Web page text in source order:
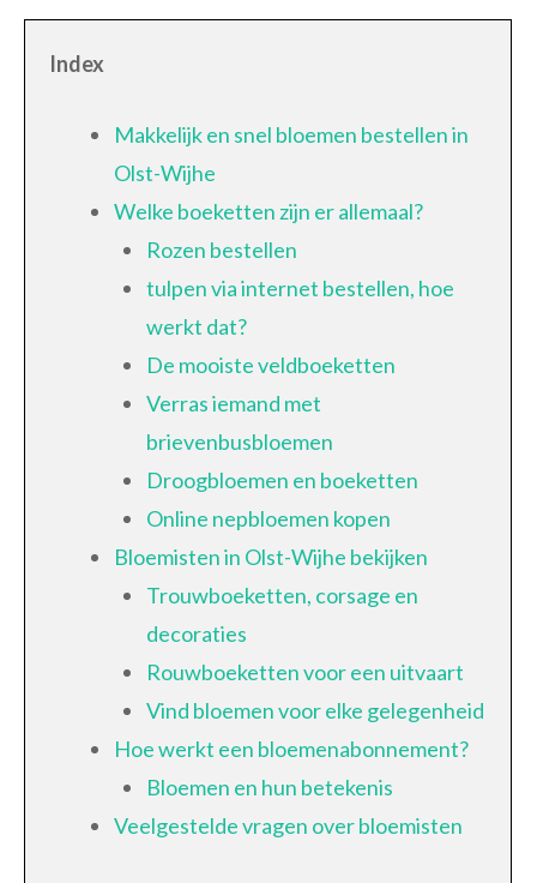
Index
Makkelijk en snel bloemen bestellen in
Olst-Wijhe
Welke boeketten zijn er allemaal?
Rozen bestellen
tulpen via internet bestellen, hoe
werkt dat?
De mooiste veldboeketten
Verras iemand met
brievenbusbloemen
Droogbloemen en boeketten
Online nepbloemen kopen
Bloemisten in Olst-Wijhe bekijken
Trouwboeketten, corsage en
decoraties
Rouwboeketten voor een uitvaart
Vind bloemen voor elke gelegenheid
Hoe werkt een bloemenabonnement?
Bloemen en hun betekenis
Veelgestelde vragen over bloemisten